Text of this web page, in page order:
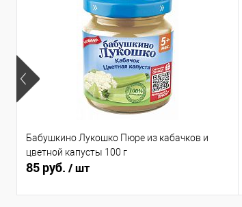
Бабушкино Лукошко Пюре из кабачков и
цветной капусты 100 г
85 руб. / шт